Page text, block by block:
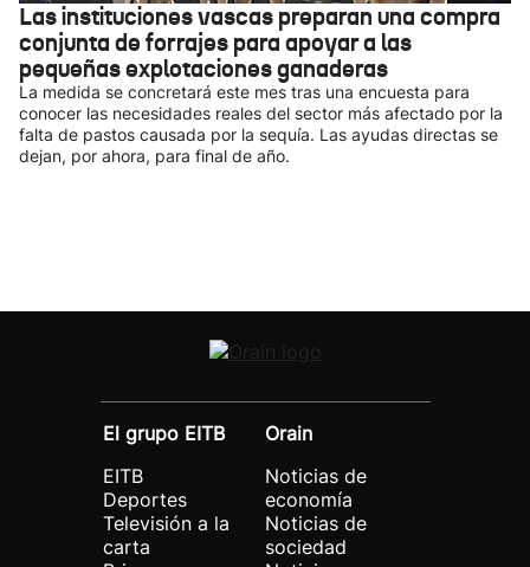
Las instituciones vascas preparan una compra
conjunta de forrajes para apoyar a las
pequeñas explotaciones ganaderas
La medida se concretará este mes tras una encuesta para
conocer las necesidades reales del sector más afectado por la
falta de pastos causada por la sequía. Las ayudas directas se
dejan, por ahora, para final de año.
El grupo EITB
EITB
Deportes
Televisión a la
carta
Orain
Noticias de
economía
Noticias de
sociedad